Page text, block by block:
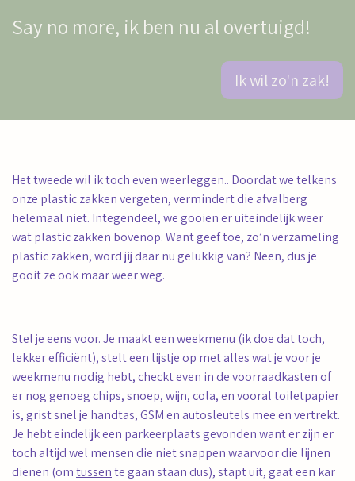
Say no more, ik ben nu al overtuigd!
Ik wil zo'n zak!
Het tweede wil ik toch even weerleggen.. Doordat we telkens
onze plastic zakken vergeten, vermindert die afvalberg
helemaal niet. Integendeel, we gooien er uiteindelijk weer
wat plastic zakken bovenop. Want geef toe, zo’n verzameling
plastic zakken, word jij daar nu gelukkig van? Neen, dus je
gooit ze ook maar weer weg.
Stel je eens voor. Je maakt een weekmenu (ik doe dat toch,
lekker efficiënt), stelt een lijstje op met alles wat je voor je
weekmenu nodig hebt, checkt even in de voorraadkasten of
er nog genoeg chips, snoep, wijn, cola, en vooral toiletpapier
is, grist snel je handtas, GSM en autosleutels mee en vertrekt.
Je hebt eindelijk een parkeerplaats gevonden want er zijn er
toch altijd wel mensen die niet snappen waarvoor die lijnen
dienen (omtussente gaan staan dus), stapt uit, gaat een kar